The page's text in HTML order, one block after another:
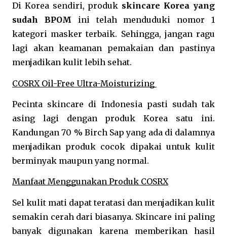
Di Korea sendiri, produk skincare Korea yang
sudah BPOM ini telah menduduki nomor 1
kategori masker terbaik. Sehingga, jangan ragu
lagi akan keamanan pemakaian dan pastinya
menjadikan kulit lebih sehat.
COSRX Oil-Free Ultra-Moisturizing
Pecinta skincare di Indonesia pasti sudah tak
asing lagi dengan produk Korea satu ini.
Kandungan 70 % Birch Sap yang ada di dalamnya
menjadikan produk cocok dipakai untuk kulit
berminyak maupun yang normal.
Manfaat Menggunakan Produk COSRX
Sel kulit mati dapat teratasi dan menjadikan kulit
semakin cerah dari biasanya. Skincare ini paling
banyak digunakan karena memberikan hasil